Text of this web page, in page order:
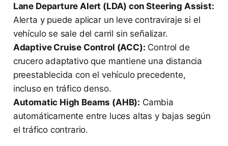
Lane Departure Alert (LDA) con Steering Assist:
Alerta y puede aplicar un leve contraviraje si el
vehículo se sale del carril sin señalizar.
Adaptive Cruise Control (ACC): Control de
crucero adaptativo que mantiene una distancia
preestablecida con el vehículo precedente,
incluso en tráfico denso.
Automatic High Beams (AHB): Cambia
automáticamente entre luces altas y bajas según
el tráfico contrario.